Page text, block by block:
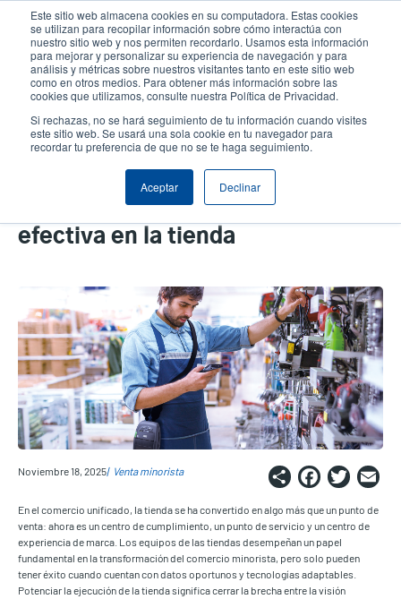
Este sitio web almacena cookies en su computadora. Estas cookies
se utilizan para recopilar información sobre cómo interactúa con
nuestro sitio web y nos permiten recordarlo. Usamos esta información
para mejorar y personalizar su experiencia de navegación y para
análisis y métricas sobre nuestros visitantes tanto en este sitio web
como en otros medios. Para obtener más información sobre las
cookies que utilizamos, consulte nuestra Política de Privacidad.
Si rechazas, no se hará seguimiento de tu información cuando visites
este sitio web. Se usará una sola cookie en tu navegador para
recordar tu preferencia de que no se te haga seguimiento.
Aceptar Declinar
contenido
principal
User
account
menu
User
Header
Selector de productos
Como convertir la estrategia
minorista en una ejecución
efectiva en la tienda
Noviembre 18, 2025 Venta minorista Share
En el comercio unificado, la tienda se ha convertido en algo más que un punto de
venta: ahora es un centro de cumplimiento, un punto de servicio y un centro de
experiencia de marca. Los equipos de las tiendas desempeñan un papel
fundamental en la transformación del comercio minorista, pero solo pueden
tener éxito cuando cuentan con datos oportunos y tecnologías adaptables.
Potenciar la ejecución de la tienda significa cerrar la brecha entre la visión